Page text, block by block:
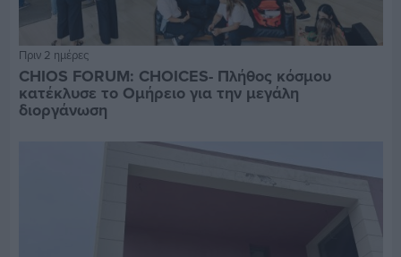
Πριν 2 ημέρες
CHIOS FORUM: CHOICES- Πλήθος κόσμου
κατέκλυσε το Ομήρειο για την μεγάλη
διοργάνωση